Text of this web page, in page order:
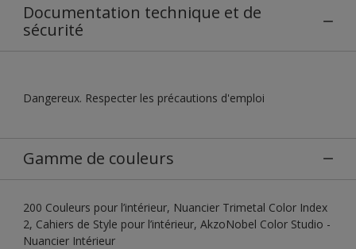
Documentation technique et de
sécurité
Dangereux. Respecter les précautions d'emploi
Gamme de couleurs
200 Couleurs pour l’intérieur, Nuancier Trimetal Color Index
2, Cahiers de Style pour l’intérieur, AkzoNobel Color Studio -
Nuancier Intérieur